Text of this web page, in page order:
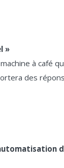
»
à café
des